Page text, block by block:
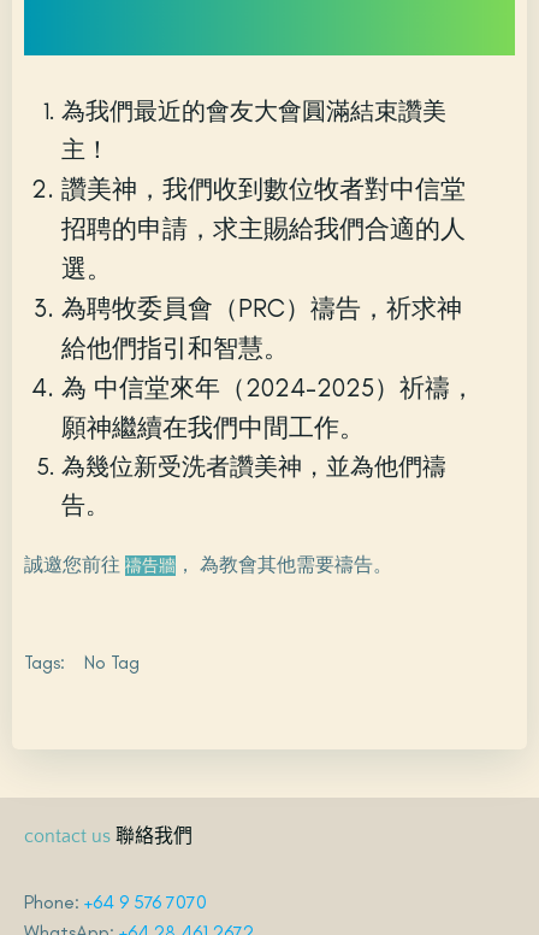
為我們最近的會友大會圓滿結束讚美
主！
讚美神，我們收到數位牧者對中信堂
招聘的申請，求主賜給我們合適的人
選。
為聘牧委員會（PRC）禱告，祈求神
給他們指引和智慧。
為 中信堂來年（2024-2025）祈禱，
願神繼續在我們中間工作。
為幾位新受洗者讚美神，並為他們禱
告。
誠邀您前往 禱告牆 ， 為教會其他需要禱告。
Tags: No Tag
contact us 聯絡我們
Phone: +64 9 576 7070